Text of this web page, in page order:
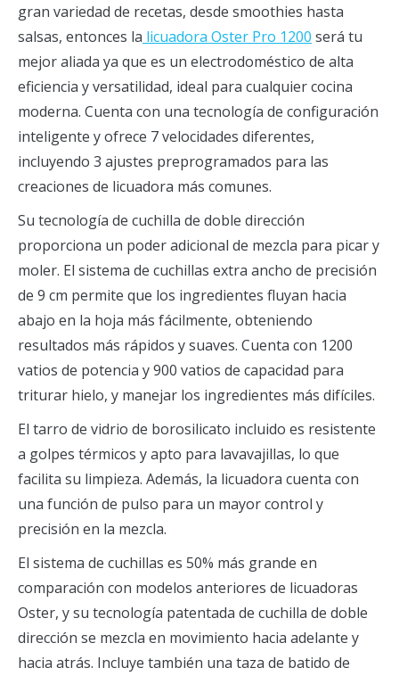
gran variedad de recetas, desde smoothies hasta
salsas, entonces la licuadora Oster Pro 1200 será tu
mejor aliada ya que es un electrodoméstico de alta
eficiencia y versatilidad, ideal para cualquier cocina
moderna. Cuenta con una tecnología de configuración
inteligente y ofrece 7 velocidades diferentes,
incluyendo 3 ajustes preprogramados para las
creaciones de licuadora más comunes.
Su tecnología de cuchilla de doble dirección
proporciona un poder adicional de mezcla para picar y
moler. El sistema de cuchillas extra ancho de precisión
de 9 cm permite que los ingredientes fluyan hacia
abajo en la hoja más fácilmente, obteniendo
resultados más rápidos y suaves. Cuenta con 1200
vatios de potencia y 900 vatios de capacidad para
triturar hielo, y manejar los ingredientes más difíciles.
El tarro de vidrio de borosilicato incluido es resistente
a golpes térmicos y apto para lavavajillas, lo que
facilita su limpieza. Además, la licuadora cuenta con
una función de pulso para un mayor control y
precisión en la mezcla.
El sistema de cuchillas es 50% más grande en
comparación con modelos anteriores de licuadoras
Oster, y su tecnología patentada de cuchilla de doble
dirección se mezcla en movimiento hacia adelante y
hacia atrás. Incluye también una taza de batido de